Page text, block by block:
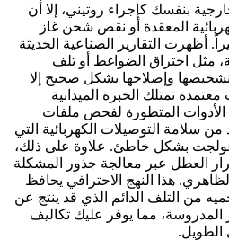
بنفسك كإجراء روتيني، إلا أن
المعقدة أو نقص شحن غاز
أظهرت التقارير الصناعية الحديثة
مثل احتراق الضواغط أو تلف
تشخيصها وإصلاحها بشكل صحيح إلا
تمتلك الخبرة الميدانية
الأدوات المتطورة لفحص ملفات
من سلامة التوصيلات الكهربائية التي
عولجت بشكل خاطئ. علاوة على ذلك،
العطل عبر معالجة جذور المشكلة
هذا النهج الاحترافي يحافظ
من التلف الدائم الذي قد ينتج عن
المدروسة، مما يوفر عليك تكاليف
الطويل.